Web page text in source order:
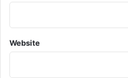
Website